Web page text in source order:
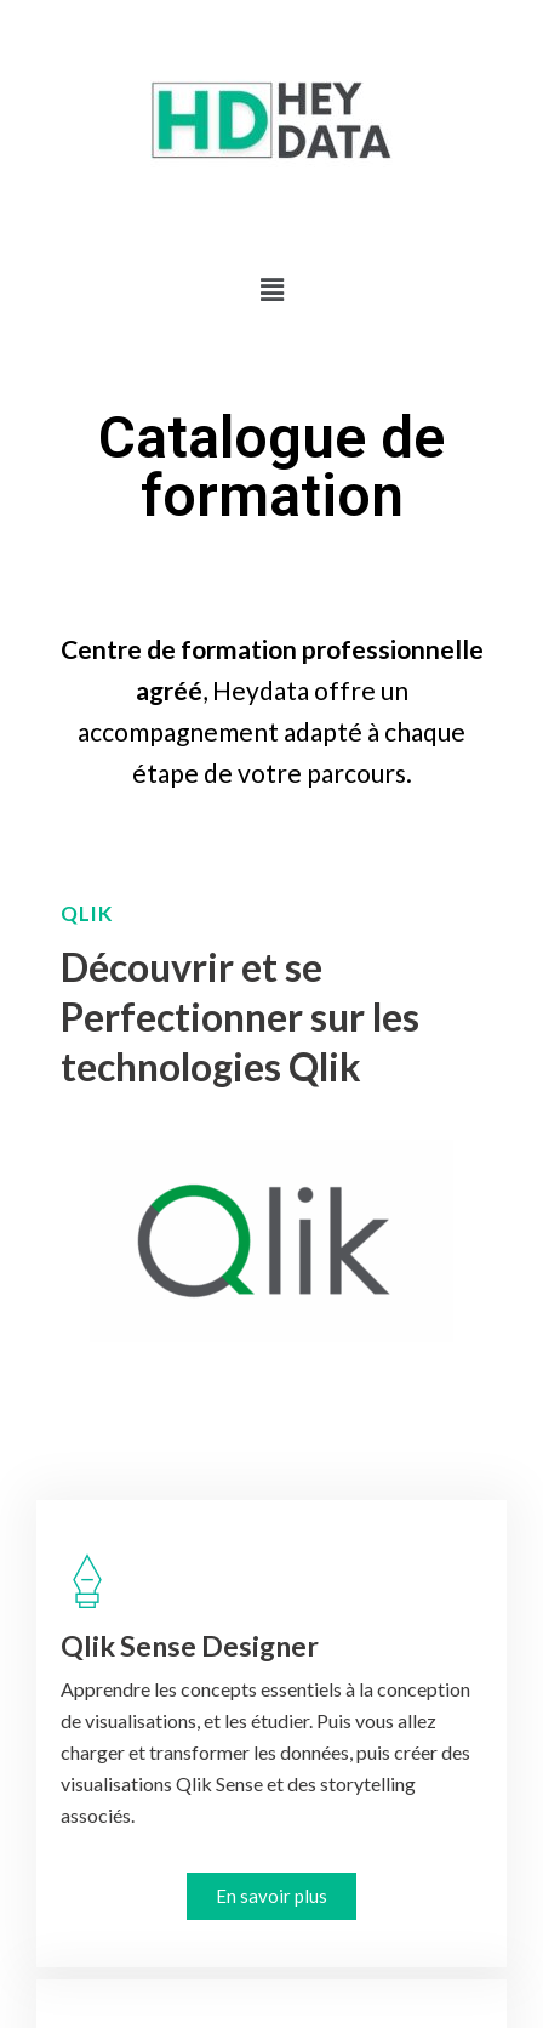
Catalogue de
formation
Centre de formation professionnelle
agréé, Heydata offre un
accompagnement adapté à chaque
étape de votre parcours.
QLIK
Découvrir et se
Perfectionner sur les
technologies Qlik
Qlik Sense Designer
Apprendre les concepts essentiels à la conception
de visualisations, et les étudier. Puis vous allez
charger et transformer les données, puis créer des
visualisations Qlik Sense et des storytelling
associés.
En savoir plus